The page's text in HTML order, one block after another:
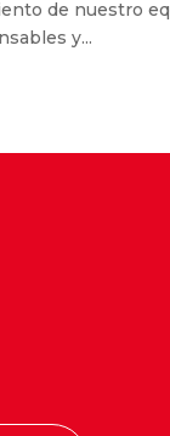
de nuestro
y...